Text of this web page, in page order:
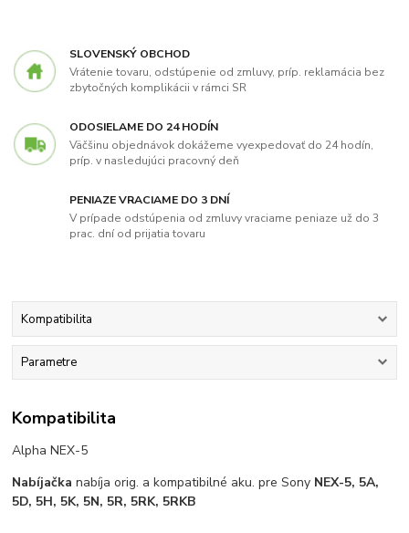
SLOVENSKÝ OBCHOD
Vrátenie tovaru, odstúpenie od zmluvy, príp. reklamácia bez
zbytočných komplikácii v rámci SR
ODOSIELAME DO 24 HODÍN
Väčšinu objednávok dokážeme vyexpedovať do 24 hodín,
príp. v nasledujúci pracovný deň
PENIAZE VRACIAME DO 3 DNÍ
V prípade odstúpenia od zmluvy vraciame peniaze už do 3
prac. dní od prijatia tovaru
Kompatibilita
Parametre
Kompatibilita
Alpha NEX-5
Nabíjačka nabíja orig. a kompatibilné aku. pre Sony NEX-5, 5A,
5D, 5H, 5K, 5N, 5R, 5RK, 5RKB